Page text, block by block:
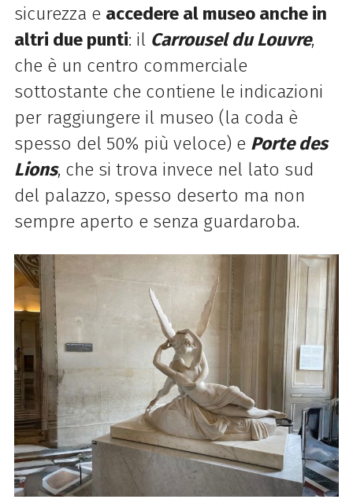
sicurezza e accedere al museo anche in
altri due punti: il Carrousel du Louvre,
che è un centro commerciale
sottostante che contiene le indicazioni
per raggiungere il museo (la coda è
spesso del 50% più veloce) e Porte des
Lions, che si trova invece nel lato sud
del palazzo, spesso deserto ma non
sempre aperto e senza guardaroba.